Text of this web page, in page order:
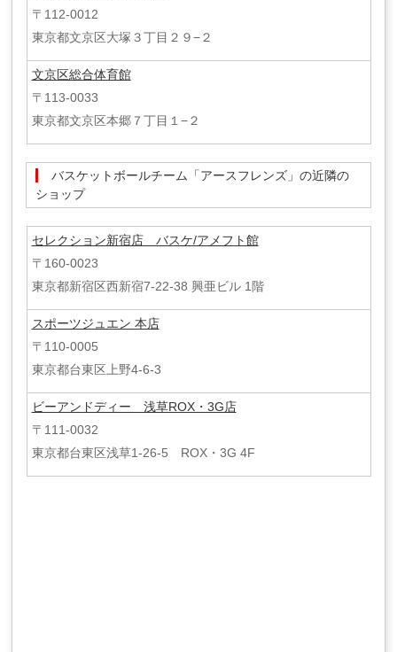
〒112-0012
東京都文京区大塚３丁目２９−２
文京区総合体育館
〒113-0033
東京都文京区本郷７丁目１−２
バスケットボールチーム「アースフレンズ」の近隣の
ショップ
セレクション新宿店 バスケ/アメフト館
〒160-0023
東京都新宿区西新宿7-22-38 興亜ビル 1階
スポーツジュエン 本店
〒110-0005
東京都台東区上野4-6-3
ビーアンドディー 浅草ROX・3G店
〒111-0032
東京都台東区浅草1-26-5 ROX・3G 4F